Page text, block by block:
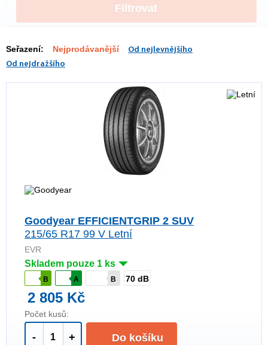
Filtrovat
Seřazení: Nejprodávanější
Od nejlevnějšího
Od nejdražšího
Goodyear EFFICIENTGRIP 2 SUV
215/65 R17 99 V Letní
EVR
Skladem pouze 1 ks
B A B 70 dB
2 805 Kč
Počet kusů:
- + Do košíku